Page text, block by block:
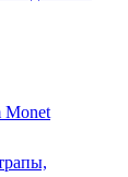
Monet